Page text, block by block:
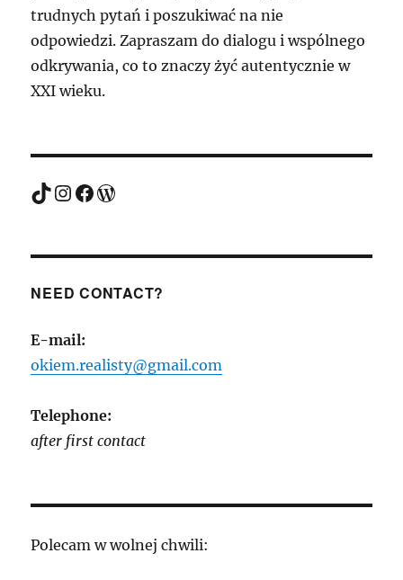
trudnych pytań i poszukiwać na nie
odpowiedzi. Zapraszam do dialogu i wspólnego
odkrywania, co to znaczy żyć autentycznie w
XXI wieku.
TikTok
Instagram
Facebook
WordPress
NEED CONTACT?
E-mail:
okiem.realisty@gmail.com
Telephone:
after first contact
Polecam w wolnej chwili: